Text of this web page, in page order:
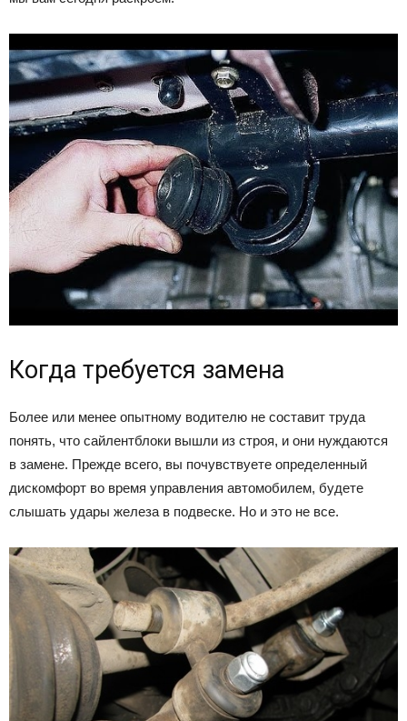
Когда требуется замена
Более или менее опытному водителю не составит труда
понять, что сайлентблоки вышли из строя, и они нуждаются
в замене. Прежде всего, вы почувствуете определенный
дискомфорт во время управления автомобилем, будете
слышать удары железа в подвеске. Но и это не все.